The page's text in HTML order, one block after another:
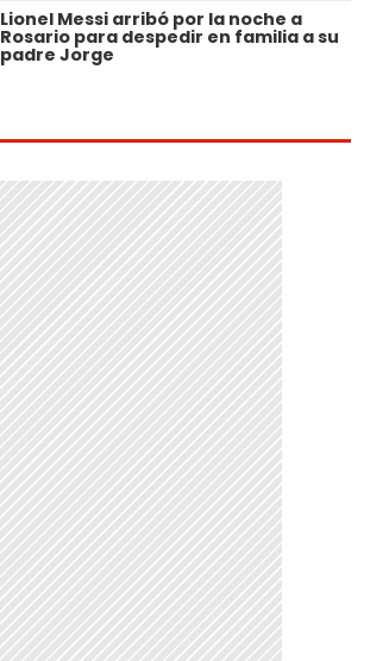
Lionel Messi arribó por la noche a
Rosario para despedir en familia a su
padre Jorge